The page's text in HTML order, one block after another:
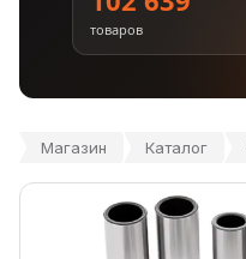
товаров
Магазин Каталог